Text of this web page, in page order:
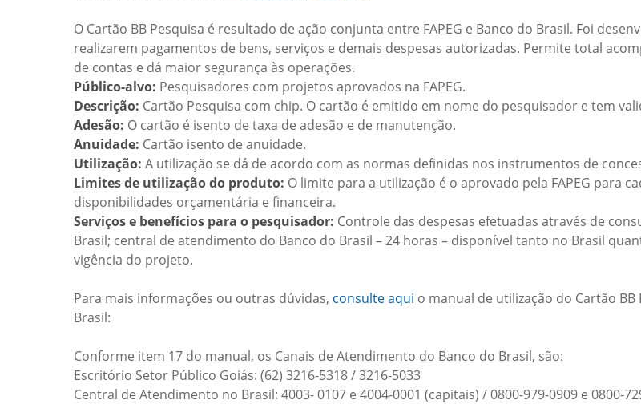
O Cartão BB Pesquisa é resultado de ação conjunta entre FAPEG e Banco do Brasil. Foi
realizarem pagamentos de bens, serviços e demais despesas autorizadas. Permite total
de contas e dá maior segurança às operações.
Público-alvo: Pesquisadores com projetos aprovados na FAPEG.
Descrição: Cartão Pesquisa com chip. O cartão é emitido em nome do pesquisador e tem
Adesão: O cartão é isento de taxa de adesão e de manutenção.
Anuidade: Cartão isento de anuidade.
Utilização: A utilização se dá de acordo com as normas definidas nos instrumentos de
Limites de utilização do produto: O limite para a utilização é o aprovado pela FAPEG para
disponibilidades orçamentária e financeira.
Serviços e benefícios para o pesquisador: Controle das despesas efetuadas através de
Brasil; central de atendimento do Banco do Brasil – 24 horas – disponível tanto no Brasil
vigência do projeto.
Para mais informações ou outras dúvidas, consulte aqui o manual de utilização do Cartão
Brasil:
Conforme item 17 do manual, os Canais de Atendimento do Banco do Brasil, são:
Escritório Setor Público Goiás: (62) 3216-5318 / 3216-5033
Central de Atendimento no Brasil: 4003- 0107 e 4004-0001 (capitais) / 0800-979-0909 e 0800-